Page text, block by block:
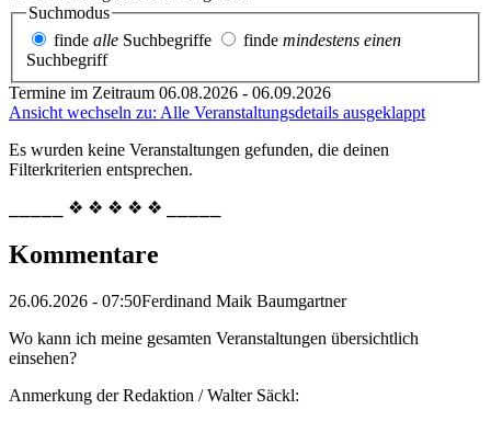
Suchmodus
finde alle Suchbegriffe finde mindestens einen
Suchbegriff
Termine im Zeitraum 06.08.2026 - 06.09.2026
Ansicht wechseln zu: Alle Veranstaltungsdetails ausgeklappt
Es wurden keine Veranstaltungen gefunden, die deinen
Filterkriterien entsprechen.
⎯⎯⎯⎯⎯ ❖ ❖ ❖ ❖ ❖ ⎯⎯⎯⎯⎯
Kommentare
26.06.2026 - 07:50Ferdinand Maik Baumgartner
Wo kann ich meine gesamten Veranstaltungen übersichtlich
einsehen?
Anmerkung der Redaktion /Walter Säckl: